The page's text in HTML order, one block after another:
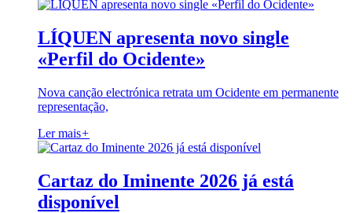
LÍQUEN apresenta novo single
«Perfil do Ocidente»
Nova canção electrónica retrata um Ocidente em permanente
representação,
Ler mais+
Cartaz do Iminente 2026 já está
disponível